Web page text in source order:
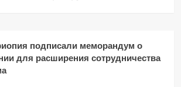
подписали меморандум о
для расширения сотрудничества